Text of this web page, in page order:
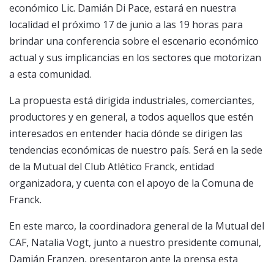
económico Lic. Damián Di Pace, estará en nuestra
localidad el próximo 17 de junio a las 19 horas para
brindar una conferencia sobre el escenario económico
actual y sus implicancias en los sectores que motorizan
a esta comunidad.
La propuesta está dirigida industriales, comerciantes,
productores y en general, a todos aquellos que estén
interesados en entender hacia dónde se dirigen las
tendencias económicas de nuestro país. Será en la sede
de la Mutual del Club Atlético Franck, entidad
organizadora, y cuenta con el apoyo de la Comuna de
Franck.
En este marco, la coordinadora general de la Mutual del
CAF, Natalia Vogt, junto a nuestro presidente comunal,
Damián Franzen, presentaron ante la prensa esta